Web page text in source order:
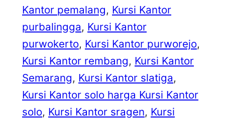
Kantor pemalang, Kursi Kantor
purbalingga, Kursi Kantor
purwokerto, Kursi Kantor purworejo
Kursi Kantor rembang, Kursi Kantor
Semarang, Kursi Kantor slatiga
Kursi Kantor solo harga Kursi Kantor
solo, Kursi Kantor sragen, Kursi